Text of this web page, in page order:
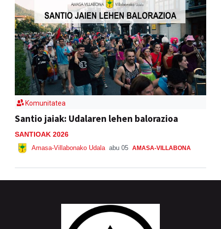
Komunitatea
Santio jaiak: Udalaren lehen balorazioa
SANTIOAK 2026
Amasa-Villabonako Udala abu 05 AMASA-VILLABONA